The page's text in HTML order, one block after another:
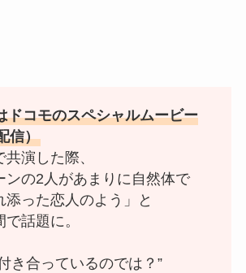
ドコモのスペシャルムービー
信）
演した際、
ンの2人があまりに自然体で
添った恋人のよう」と
話題に。
き合っているのでは？”